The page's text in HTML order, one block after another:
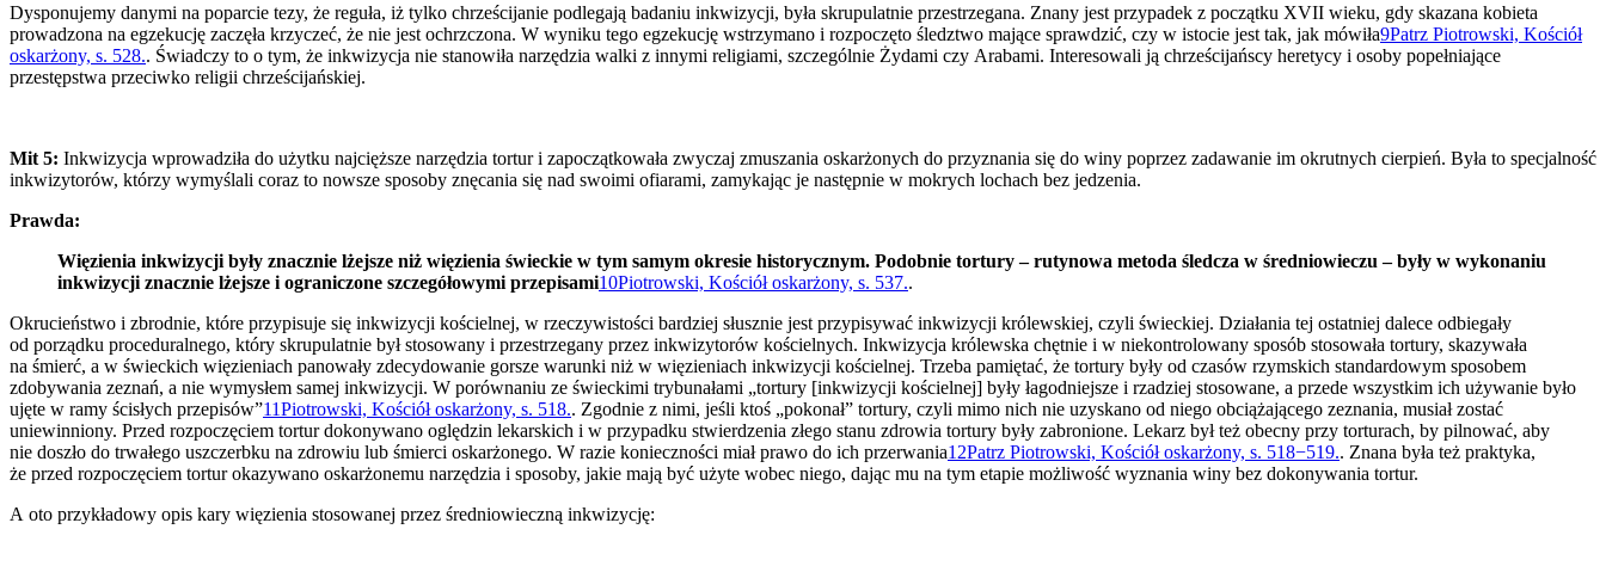
Dysponujemy danymi na poparcie tezy, że reguła, iż tylko chrześcijanie podlegają badaniu inkwizycji, była skrupulatnie przestrzegana. Znany jest przypadek z początku XVII wieku, gdy skazana kobieta
prowadzona na egzekucję zaczęła krzyczeć, że nie jest ochrzczona. W wyniku tego egzekucję wstrzymano i rozpoczęto śledztwo mające sprawdzić, czy w istocie jest tak, jak mówiła9Patrz Piotrowski, Kościół
oskarżony, s. 528.. Świadczy to o tym, że inkwizycja nie stanowiła narzędzia walki z innymi religiami, szczególnie Żydami czy Arabami. Interesowali ją chrześcijańscy heretycy i osoby popełniające
przestępstwa przeciwko religii chrześcijańskiej.
Mit 5: Inkwizycja wprowadziła do użytku najcięższe narzędzia tortur i zapoczątkowała zwyczaj zmuszania oskarżonych do przyznania się do winy poprzez zadawanie im okrutnych cierpień. Była to specjalność
inkwizytorów, którzy wymyślali coraz to nowsze sposoby znęcania się nad swoimi ofiarami, zamykając je następnie w mokrych lochach bez jedzenia.
Prawda:
Więzienia inkwizycji były znacznie lżejsze niż więzienia świeckie w tym samym okresie historycznym. Podobnie tortury – rutynowa metoda śledcza w średniowieczu – były w wykonaniu
inkwizycji znacznie lżejsze i ograniczone szczegółowymi przepisami10Piotrowski, Kościół oskarżony, s. 537..
Okrucieństwo i zbrodnie, które przypisuje się inkwizycji kościelnej, w rzeczywistości bardziej słusznie jest przypisywać inkwizycji królewskiej, czyli świeckiej. Działania tej ostatniej dalece odbiegały
od porządku proceduralnego, który skrupulatnie był stosowany i przestrzegany przez inkwizytorów kościelnych. Inkwizycja królewska chętnie i w niekontrolowany sposób stosowała tortury, skazywała
na śmierć, a w świeckich więzieniach panowały zdecydowanie gorsze warunki niż w więzieniach inkwizycji kościelnej. Trzeba pamiętać, że tortury były od czasów rzymskich standardowym sposobem
zdobywania zeznań, a nie wymysłem samej inkwizycji. W porównaniu ze świeckimi trybunałami „tortury [inkwizycji kościelnej] były łagodniejsze i rzadziej stosowane, a przede wszystkim ich używanie było
ujęte w ramy ścisłych przepisów”11Piotrowski, Kościół oskarżony, s. 518.. Zgodnie z nimi, jeśli ktoś „pokonał” tortury, czyli mimo nich nie uzyskano od niego obciążającego zeznania, musiał zostać
uniewinniony. Przed rozpoczęciem tortur dokonywano oględzin lekarskich i w przypadku stwierdzenia złego stanu zdrowia tortury były zabronione. Lekarz był też obecny przy torturach, by pilnować, aby
nie doszło do trwałego uszczerbku na zdrowiu lub śmierci oskarżonego. W razie konieczności miał prawo do ich przerwania12Patrz Piotrowski, Kościół oskarżony, s. 518−519.. Znana była też praktyka,
że przed rozpoczęciem tortur okazywano oskarżonemu narzędzia i sposoby, jakie mają być użyte wobec niego, dając mu na tym etapie możliwość wyznania winy bez dokonywania tortur.
A oto przykładowy opis kary więzienia stosowanej przez średniowieczną inkwizycję: